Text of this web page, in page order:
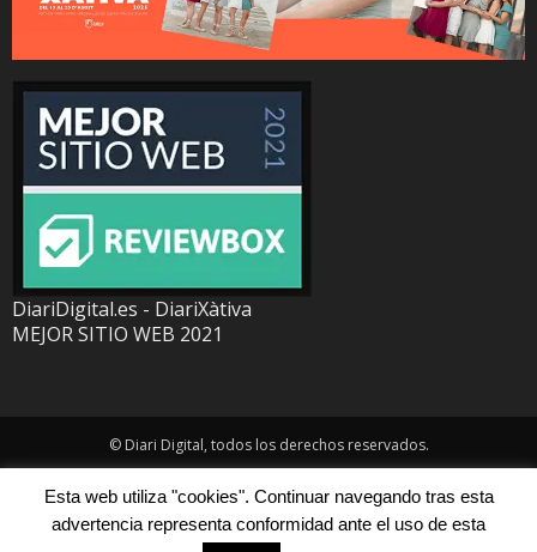
DiariDigital.es - DiariXàtiva
MEJOR SITIO WEB 2021
© Diari Digital, todos los derechos reservados.
Esta web utiliza "cookies". Continuar navegando tras esta
advertencia representa conformidad ante el uso de esta